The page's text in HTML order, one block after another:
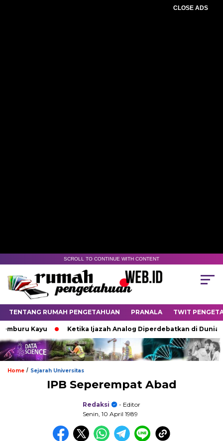
CLOSE ADS
SCROLL TO CONTINUE WITH CONTENT
TENTANG RUMAH PENGETAHUAN PRANALA TWIT
Kayu Ketika Ijazah Analog Diperdebatkan di Dunia
Home / Sejarah Universitas
IPB Seperempat Abad
Redaksi
- Editor
Senin, 10 April 1989